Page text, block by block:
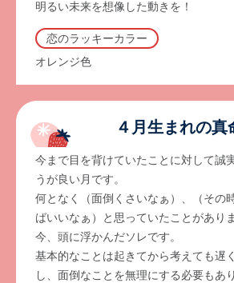
明るい未来を想像した動きを！
恋のラッキーカラー
オレンジ色
４月生まれの真
今まで目を背けていたことに対して誠
うが良い月です。
何となく（面倒くさいなぁ）、（その
ばいいなぁ）と思っていたことがあり
今、頭に浮かんだソレです。
基本的なことは起きてから考えても遅
し、面倒なことを無理にする必要もあ